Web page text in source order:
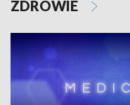
ZDROWIE